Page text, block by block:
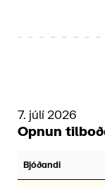
7. júlí 2026
Opnun
Bjóðandi